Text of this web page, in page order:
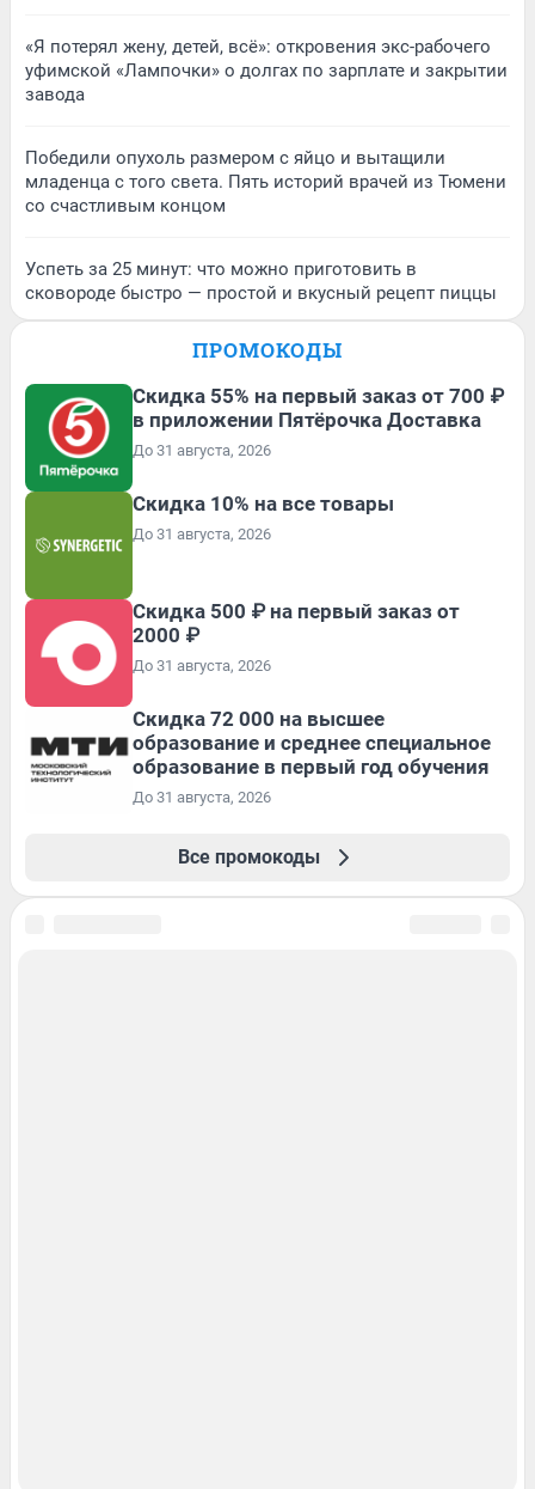
«Я потерял жену, детей, всё»: откровения экс-рабочего
уфимской «Лампочки» о долгах по зарплате и закрытии
завода
Победили опухоль размером с яйцо и вытащили
младенца с того света. Пять историй врачей из Тюмени
со счастливым концом
Успеть за 25 минут: что можно приготовить в
сковороде быстро — простой и вкусный рецепт пиццы
ПРОМОКОДЫ
Скидка 55% на первый заказ от 700 ₽
в приложении Пятёрочка Доставка
До 31 августа, 2026
Скидка 10% на все товары
До 31 августа, 2026
Скидка 500 ₽ на первый заказ от
2000 ₽
До 31 августа, 2026
Скидка 72 000 на высшее
образование и среднее специальное
образование в первый год обучения
До 31 августа, 2026
Все промокоды